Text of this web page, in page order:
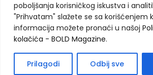
poboljšanja korisničkog iskustva i
"Prihvatam" slažete se sa korišćenjem
informacija možete pronaći u našoj
kolačića - BOLD Magazine.
Prilagodi Odbij sve
Copyright © BOLD Magazine 2026. Sva